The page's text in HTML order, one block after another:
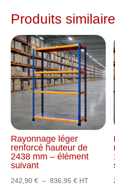
Produits
Rayonnage léger
renforcé hauteur de
2438 mm – élément
suivant
242,90€ – 836,95€Plage
HT